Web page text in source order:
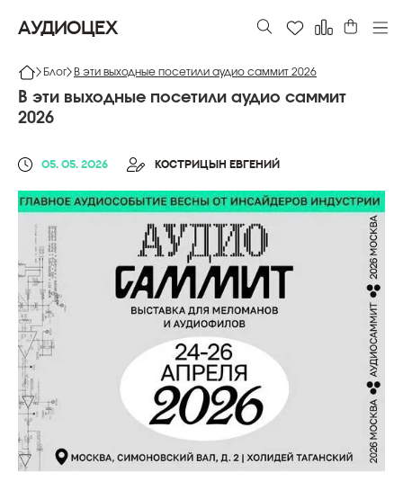
АУДИОЦЕХ
Блог В эти выходные посетили аудио саммит 2026
В эти выходные посетили аудио саммит
2026
05. 05. 2026 КОСТРИЦЫН ЕВГЕНИЙ